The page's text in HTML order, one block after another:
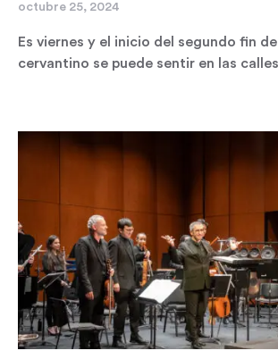
octubre 25, 2024
Es viernes y el inicio del segundo fin
cervantino se puede sentir en las